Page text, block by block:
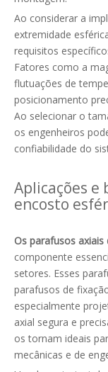
Ao considerar a
extremidade
requisitos
Fatores como a
flutuações de
posicionamento
Ao selecionar o
os engenheiros
confiabilidade do
Aplicações e
encosto
Os parafusos
componente
setores. Esses
parafusos de
especialmente
axial segura e
os tornam ideais
mecânicas e de